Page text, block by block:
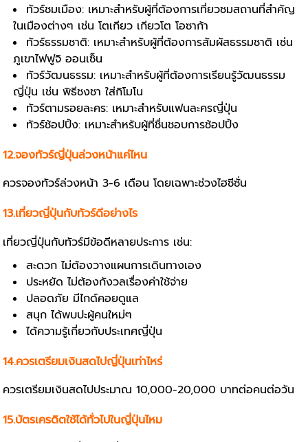
ทัวร์ชมเมือง: เหมาะสำหรับผู้ที่ต้องการเที่ยวชมสถานที่สำคัญ
ในเมืองต่างๆ เช่น โตเกียว เกียวโต โอซาก้า
ทัวร์ธรรมชาติ: เหมาะสำหรับผู้ที่ต้องการสัมผัสธรรมชาติ เช่น
ภูเขาไฟฟูจิ ออนเซ็น
ทัวร์วัฒนธรรม: เหมาะสำหรับผู้ที่ต้องการเรียนรู้วัฒนธรรม
ญี่ปุ่น เช่น พิธีชงชา ใส่กิโมโน
ทัวร์ตามรอยละคร: เหมาะสำหรับแฟนละครญี่ปุ่น
ทัวร์ช้อปปิ้ง: เหมาะสำหรับผู้ที่ชื่นชอบการช้อปปิ้ง
12.จองทัวร์ญี่ปุ่นล่วงหน้าแค่ไหน
ควรจองทัวร์ล่วงหน้า 3-6 เดือน โดยเฉพาะช่วงไฮซีซั่น
13.เที่ยวญี่ปุ่นกับทัวร์ดีอย่างไร
เที่ยวญี่ปุ่นกับทัวร์มีข้อดีหลายประการ เช่น:
สะดวก ไม่ต้องวางแผนการเดินทางเอง
ประหยัด ไม่ต้องกังวลเรื่องค่าใช้จ่าย
ปลอดภัย มีไกด์คอยดูแล
สนุก ได้พบปะผู้คนใหม่ๆ
ได้ความรู้เกี่ยวกับประเทศญี่ปุ่น
14.ควรเตรียมเงินสดไปญี่ปุ่นเท่าไหร่
ควรเตรียมเงินสดไปประมาณ 10,000-20,000 บาทต่อคนต่อวัน
15.บัตรเครดิตใช้ได้ทั่วไปในญี่ปุ่นไหม